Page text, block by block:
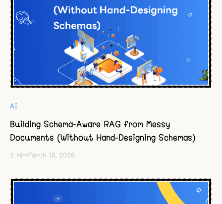
AI
Building Schema-Aware RAG from Messy
Documents (Without Hand-Designing Schemas)
2 min•March 16, 2026